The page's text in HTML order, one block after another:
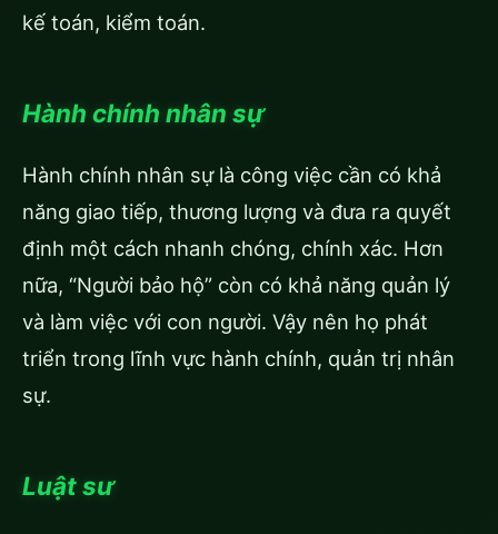
kế toán, kiểm toán.
Hành chính nhân sự
Hành chính nhân sự là công việc cần có khả
năng giao tiếp, thương lượng và đưa ra quyết
định một cách nhanh chóng, chính xác. Hơn
nữa, “Người bảo hộ” còn có khả năng quản lý
và làm việc với con người. Vậy nên họ phát
triển trong lĩnh vực hành chính, quản trị nhân
sự.
Luật sư